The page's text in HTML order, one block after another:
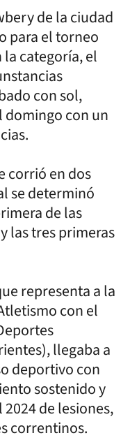
de la ciudad
para el torneo
categoría, el
con sol,
domingo con un
corrió en dos
se determinó
de las
las tres primeras
representa a la
con el
llegaba a
deportivo con
sostenido y
de lesiones,
correntinos.